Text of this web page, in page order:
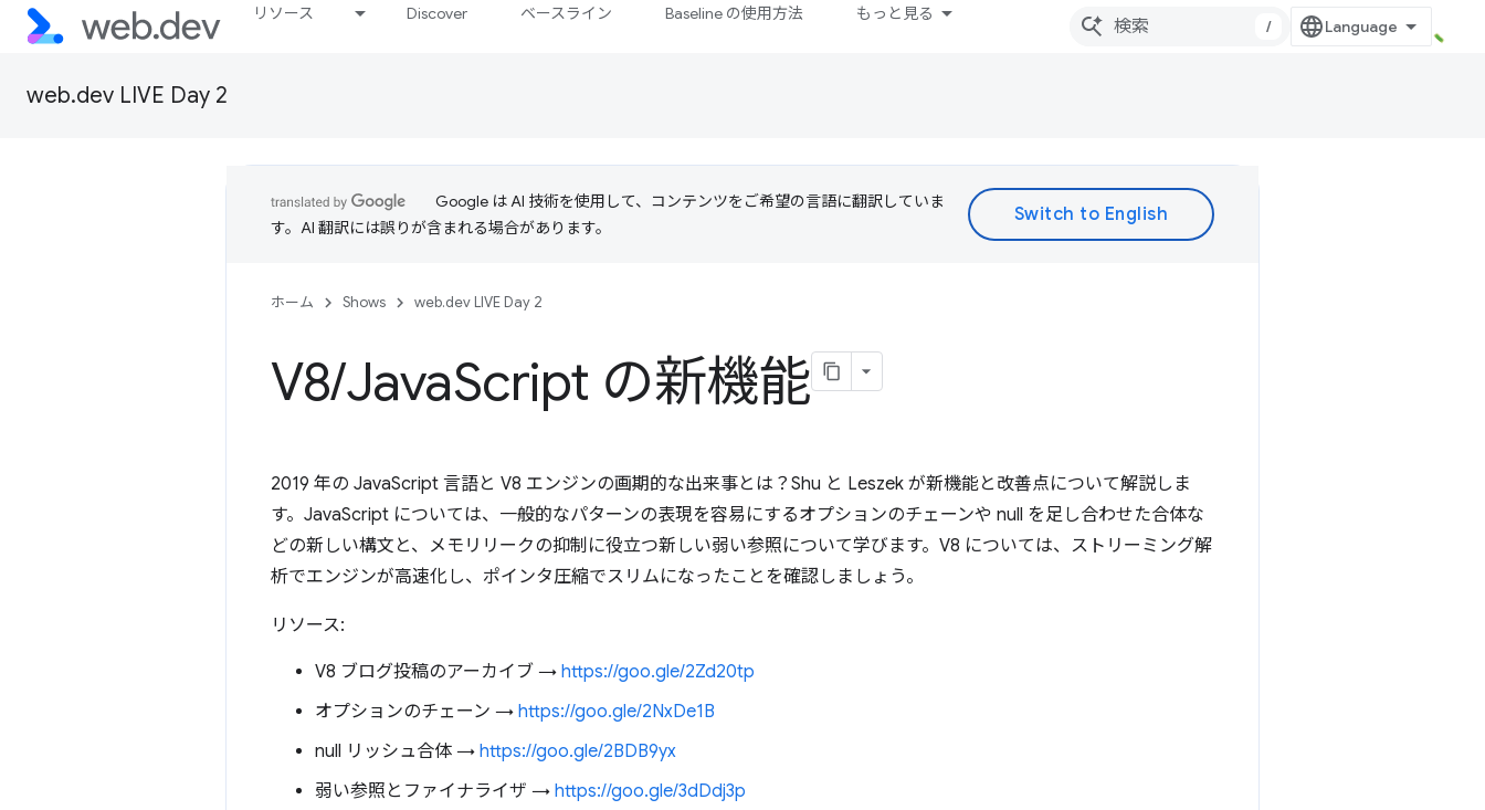
リソース Discover ベースライン Baseline の使用方法 もっと見る
/
web.dev LIVE Day 2
Google は AI 技術を使用して、コンテンツをご希望の言語に翻訳していま
す。AI 翻訳には誤りが含まれる場合があります。
ホーム Shows web.dev LIVE Day 2
V8/JavaScript の新機能
2019 年の JavaScript 言語と V8 エンジンの画期的な出来事とは？Shu と Leszek が新機能と改善点について解説しま
す。JavaScript については、一般的なパターンの表現を容易にするオプションのチェーンや null を足し合わせた合体な
どの新しい構文と、メモリリークの抑制に役立つ新しい弱い参照について学びます。V8 については、ストリーミング解
析でエンジンが高速化し、ポインタ圧縮でスリムになったことを確認しましょう。
リソース:
V8 ブログ投稿のアーカイブ → https://goo.gle/2Zd20tp
オプションのチェーン → https://goo.gle/2NxDe1B
null リッシュ合体 → https://goo.gle/2BDB9yx
弱い参照とファイナライザ → https://goo.gle/3dDdj3p